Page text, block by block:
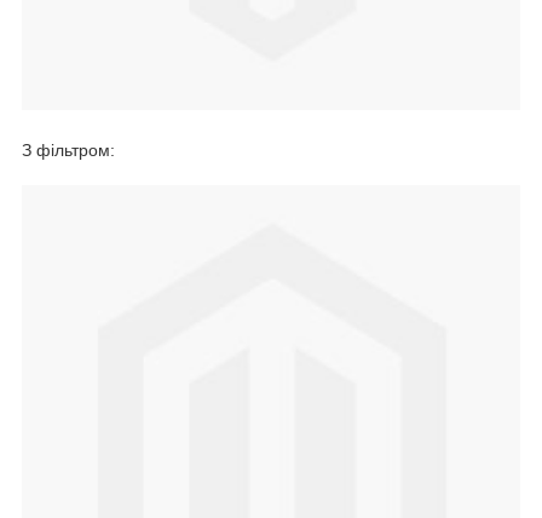
З фільтром: